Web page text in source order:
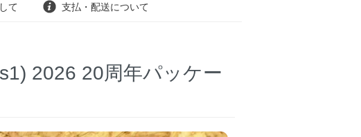
て 支払・配送について
2026 20周年パッケー